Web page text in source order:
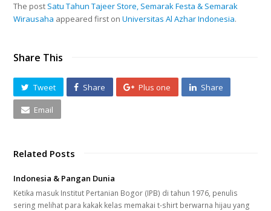
The post Satu Tahun Tajeer Store, Semarak Festa & Semarak
Wirausaha appeared first onUniversitas Al Azhar Indonesia.
Share This
Tweet Share Plus one Share
Email
Related Posts
Indonesia & Pangan Dunia
Ketika masuk Institut Pertanian Bogor (IPB) di tahun 1976, penulis
sering melihat para kakak kelas memakai t-shirt berwarna hijau yang